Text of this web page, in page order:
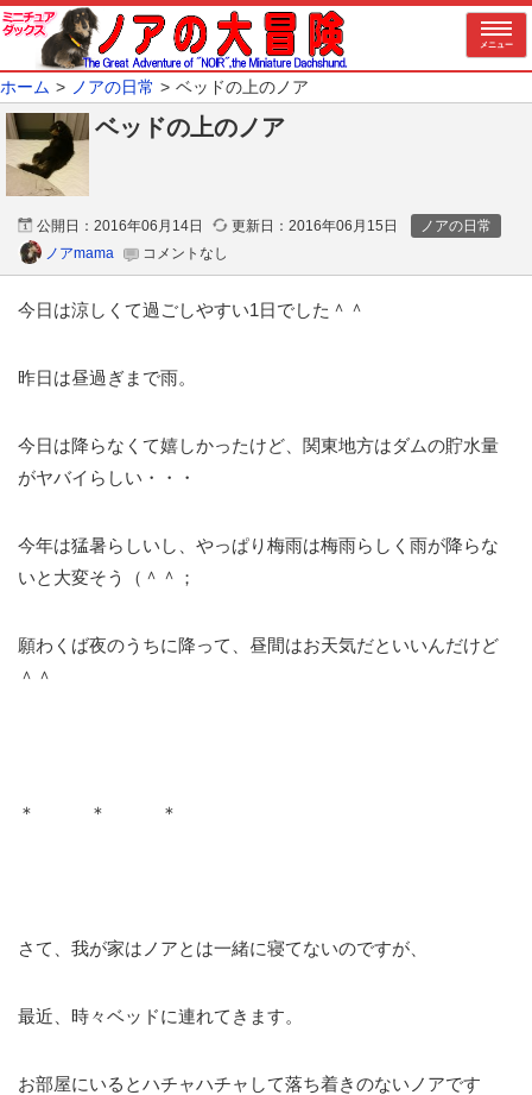
メニュー
ホーム ノアの日常 ベッドの上のノア
ベッドの上のノア
公開日： 2016年06月14日 更新日： 2016年06月15日
ノアの日常
ノアmama
コメントなし
今日は涼しくて過ごしやすい1日でした＾＾
昨日は昼過ぎまで雨。
今日は降らなくて嬉しかったけど、関東地方はダムの貯水量
がヤバイらしい・・・
今年は猛暑らしいし、やっぱり梅雨は梅雨らしく雨が降らな
いと大変そう（＾＾；
願わくば夜のうちに降って、昼間はお天気だといいんだけど
＾＾
＊ ＊ ＊
さて、我が家はノアとは一緒に寝てないのですが、
最近、時々ベッドに連れてきます。
お部屋にいるとハチャハチャして落ち着きのないノアです